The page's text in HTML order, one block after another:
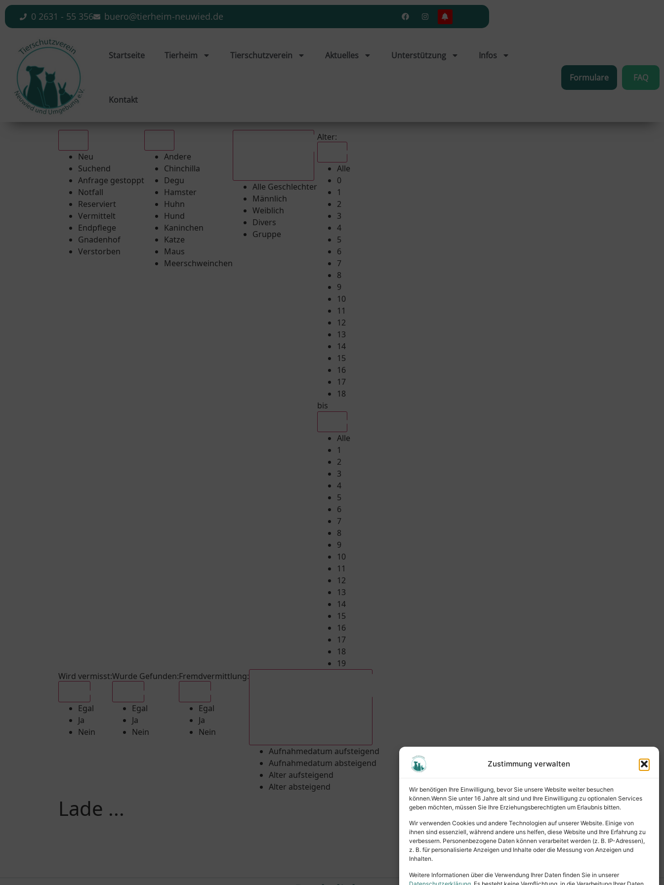
Zustimmung verwalten
Wir benötigen Ihre Einwilligung, bevor Sie unsere Website weiter besuchen
können.Wenn Sie unter 16 Jahre alt sind und Ihre Einwilligung zu optionalen Services
geben möchten, müssen Sie Ihre Erziehungsberechtigten um Erlaubnis bitten.
Wir verwenden Cookies und andere Technologien auf unserer Website. Einige von
ihnen sind essenziell, während andere uns helfen, diese Website und Ihre Erfahrung zu
verbessern. Personenbezogene Daten können verarbeitet werden (z. B. IP-Adressen),
z. B. für personalisierte Anzeigen und Inhalte oder die Messung von Anzeigen und
Inhalten.
Weitere Informationen über die Verwendung Ihrer Daten finden Sie in unserer
0 2631 - 55 356 buero@tierheim-neuwied.de
Startseite Tierheim Tierschutzverein Aktuelles Unterstützung Infos
Kontakt
Formulare FAQ
Neu
Suchend
Anfrage gestoppt
Notfall
Reserviert
Vermittelt
Endpflege
Gnadenhof
Verstorben
Andere
Chinchilla
Degu
Hamster
Huhn
Hund
Kaninchen
Katze
Maus
Meerschweinchen
Alle Geschlechter
Männlich
Weiblich
Divers
Gruppe
Alter:
Alle
0
1
2
3
4
5
6
7
8
9
10
11
12
13
14
15
16
17
18
bis
Alle
1
2
3
4
5
6
7
8
9
10
11
12
13
14
15
16
17
18
19
Wird vermisst:
Egal
Ja
Nein
Wurde Gefunden:
Egal
Ja
Nein
Fremdvermittlung:
Egal
Ja
Nein
Aufnahmedatum aufsteigend
Aufnahmedatum absteigend
Alter aufsteigend
Alter absteigend
Lade ...